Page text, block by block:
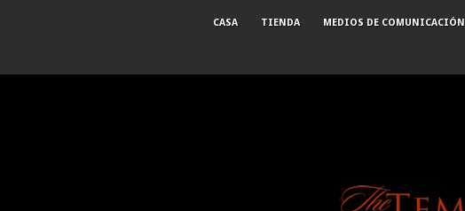
CASA TIENDA MEDIOS DE COMUNICACIÓN